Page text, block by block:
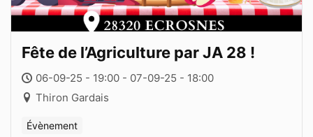
Fête de l’Agriculture par JA 28 !
06-09-25 - 19:00 - 07-09-25 - 18:00
Thiron Gardais
Évènement